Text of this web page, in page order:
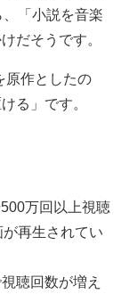
「小説を音楽
だそうです。
原作としたの
る」です。
万回以上視聴
再生されてい
聴回数が増え